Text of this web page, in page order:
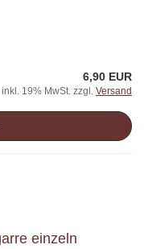
6,90 EUR
inkl. 19% MwSt. zzgl. Versand